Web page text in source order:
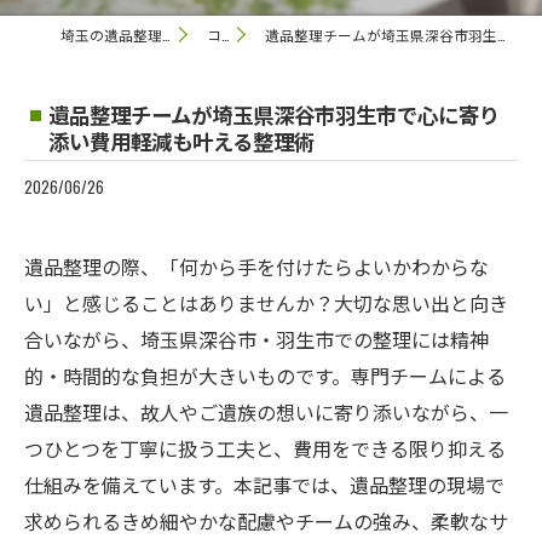
コラム 遺品整理チームが埼玉県深谷市羽生市で心に寄り添い費用軽減も叶える整理術
遺品整理チームが埼玉県深谷市羽生市で心に寄り
添い費用軽減も叶える整理術
2026/06/26
遺品整理の際、「何から手を付けたらよいかわからな
い」と感じることはありませんか？大切な思い出と向き
合いながら、埼玉県深谷市・羽生市での整理には精神
的・時間的な負担が大きいものです。専門チームによる
遺品整理は、故人やご遺族の想いに寄り添いながら、一
つひとつを丁寧に扱う工夫と、費用をできる限り抑える
仕組みを備えています。本記事では、遺品整理の現場で
求められるきめ細やかな配慮やチームの強み、柔軟なサ